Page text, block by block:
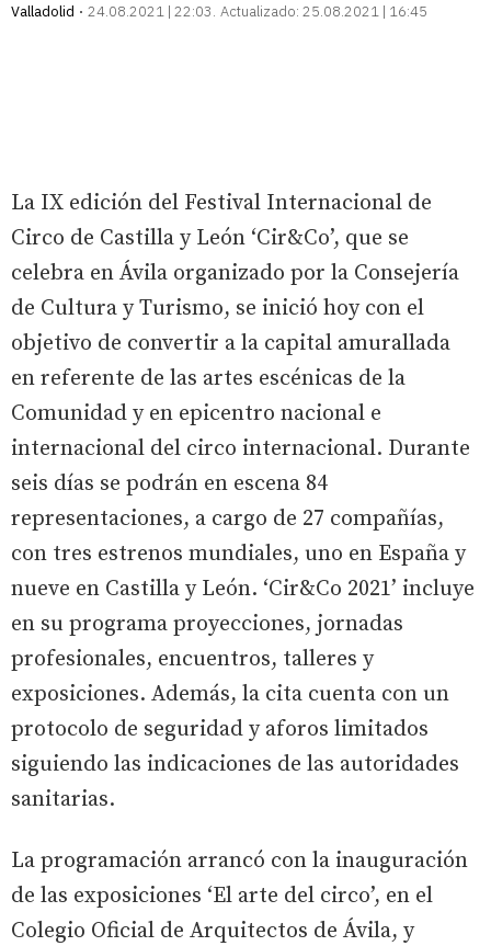
Valladolid
24.08.2021 | 22:03 Actualizado: 25.08.2021 | 16:45
La IX edición del Festival Internacional de
Circo de Castilla y León ‘Cir&Co’, que se
celebra en Ávila organizado por la Consejería
de Cultura y Turismo, se inició hoy con el
objetivo de convertir a la capital amurallada
en referente de las artes escénicas de la
Comunidad y en epicentro nacional e
internacional del circo internacional. Durante
seis días se podrán en escena 84
representaciones, a cargo de 27 compañías,
con tres estrenos mundiales, uno en España y
nueve en Castilla y León. ‘Cir&Co 2021’ incluye
en su programa proyecciones, jornadas
profesionales, encuentros, talleres y
exposiciones. Además, la cita cuenta con un
protocolo de seguridad y aforos limitados
siguiendo las indicaciones de las autoridades
sanitarias.
La programación arrancó con la inauguración
de las exposiciones ‘El arte del circo’, en el
Colegio Oficial de Arquitectos de Ávila, y